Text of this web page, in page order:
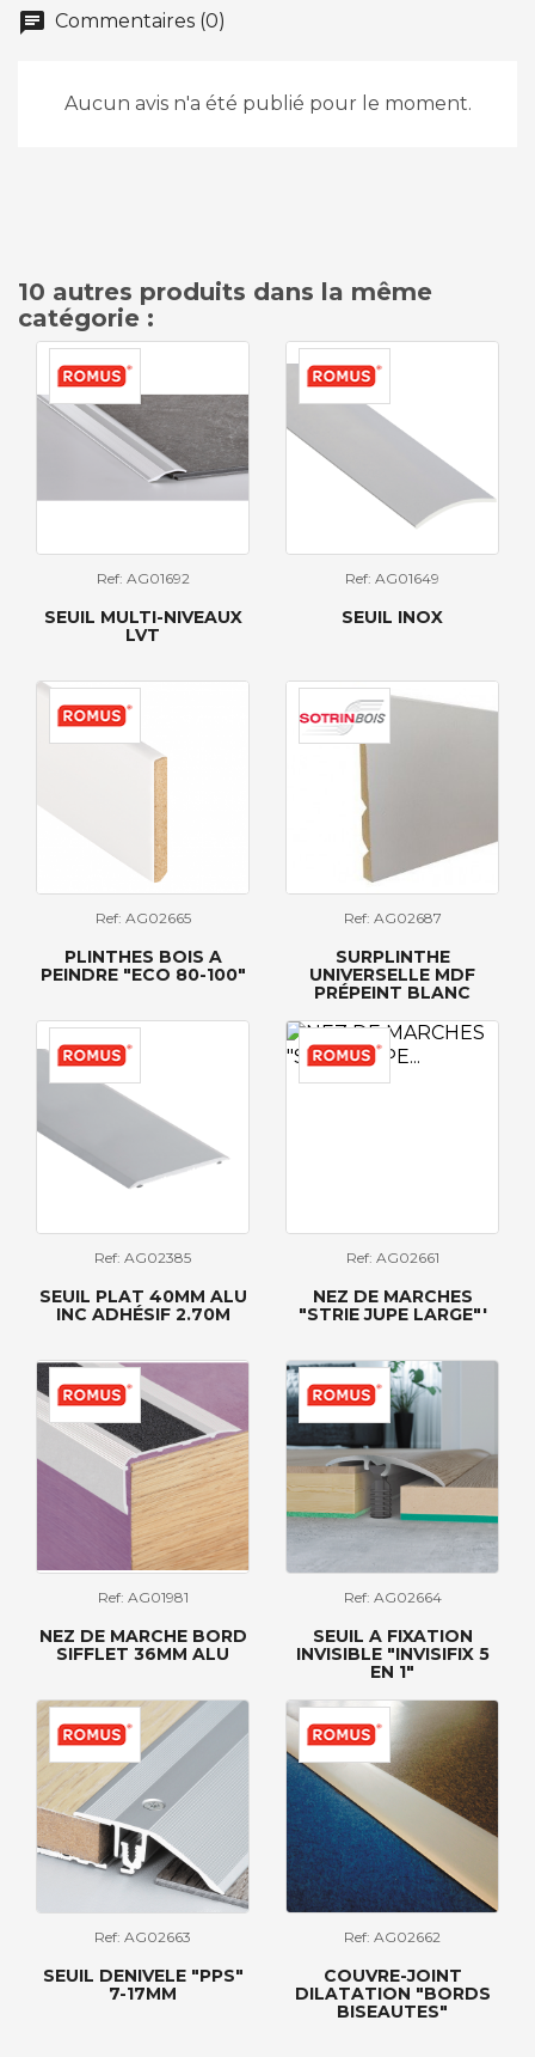
chat Commentaires (0)
Aucun avis n'a été publié pour le moment.
10 autres produits dans la même
catégorie :
Ref: AG01692
SEUIL MULTI-NIVEAUX
LVT
Ref: AG01649
SEUIL INOX
Ref: AG02665
PLINTHES BOIS A
PEINDRE "ECO 80-100"
Ref: AG02687
SURPLINTHE
UNIVERSELLE MDF
PRÉPEINT BLANC
Ref: AG02385
SEUIL PLAT 40MM ALU
INC ADHÉSIF 2.70M
Ref: AG02661
NEZ DE MARCHES
"STRIE JUPE LARGE"'
Ref: AG01981
NEZ DE MARCHE BORD
SIFFLET 36MM ALU
Ref: AG02664
SEUIL A FIXATION
INVISIBLE "INVISIFIX 5
EN 1"
Ref: AG02663
SEUIL DENIVELE "PPS"
7-17MM
Ref: AG02662
COUVRE-JOINT
DILATATION "BORDS
BISEAUTES"